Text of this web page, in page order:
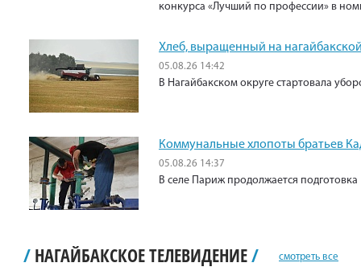
конкурса «Лучший по профессии» в
Хлеб, выращенный на
05.08.26 14:42
В Нагайбакском округе стартовала
Коммунальные хлопоты братьев
05.08.26 14:37
В селе Париж продолжается подготовка
/ НАГАЙБАКСКОЕ ТЕЛЕВИДЕНИЕ/ смотреть все